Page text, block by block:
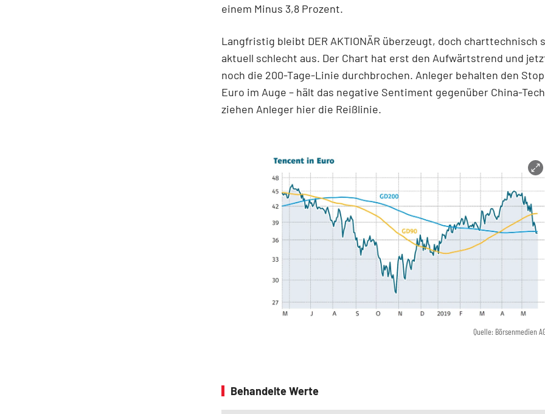
einem Minus 3,8 Prozent.
Langfristig bleibt DER AKTIONÄR überzeugt, doch charttechnisch
aktuell schlecht aus. Der Chart hat erst den Aufwärtstrend und
noch die 200-Tage-Linie durchbrochen. Anleger behalten den
Euro im Auge – hält das negative Sentiment gegenüber China-
ziehen Anleger hier die Reißlinie.
Quelle: Börsenmedien
Behandelte Werte